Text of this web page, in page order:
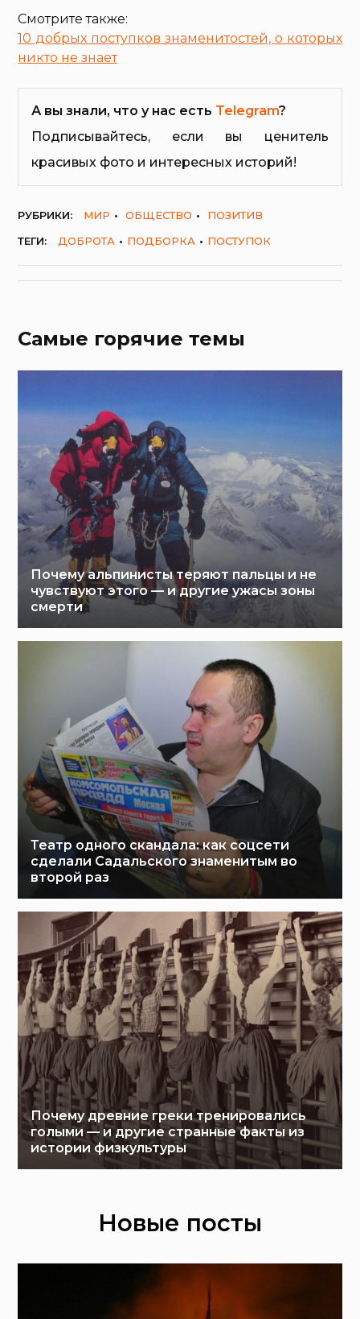
Смотрите также:
10 добрых поступков знаменитостей, о которых
никто не знает
А вы знали, что у нас есть Telegram?
Подписывайтесь, если вы ценитель
красивых фото и интересных историй!
РУБРИКИ: МИР ОБЩЕСТВО
ПОЗИТИВ
ТЕГИ:
ДОБРОТА ПОДБОРКА ПОСТУПОК
Самые горячие темы
Почему альпинисты теряют пальцы и не
чувствуют этого — и другие ужасы зоны
смерти
Театр одного скандала: как соцсети
сделали Садальского знаменитым во
второй раз
Почему древние греки тренировались
голыми — и другие странные факты из
истории физкультуры
Новые посты